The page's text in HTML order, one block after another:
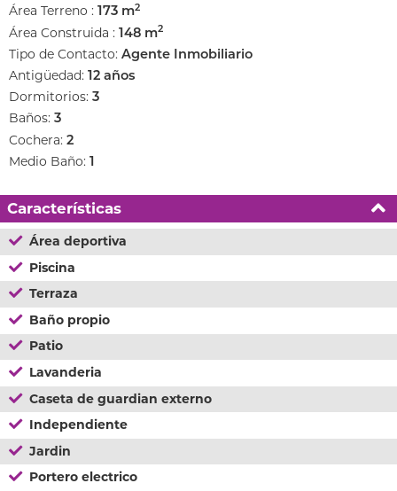
Área Terreno : 173 m2
Área Construida : 148 m2
Tipo de Contacto: Agente Inmobiliario
Antigüedad: 12 años
Dormitorios: 3
Baños: 3
Cochera: 2
Medio Baño: 1
Características
Área deportiva
Piscina
Terraza
Baño propio
Patio
Lavanderia
Caseta de guardian externo
Independiente
Jardin
Portero electrico